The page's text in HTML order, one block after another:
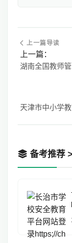
上一篇导读
上一篇：
备考推荐